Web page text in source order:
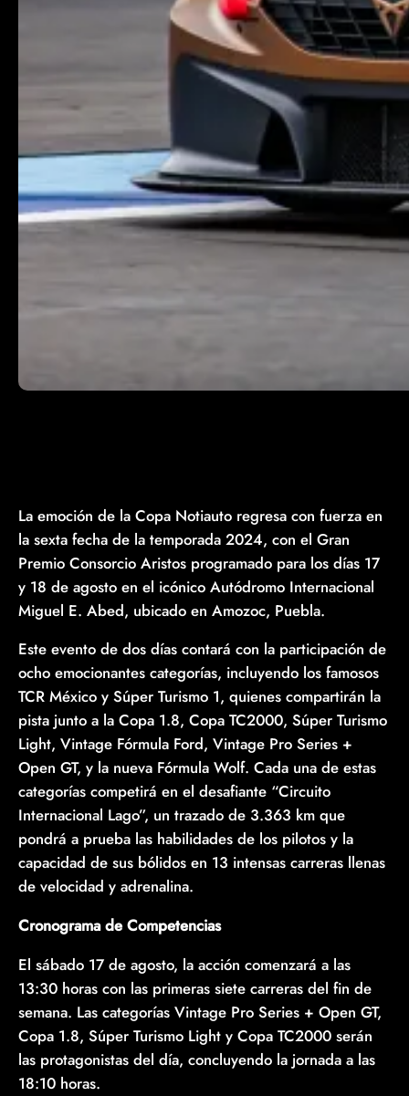
La emoción de la Copa Notiauto regresa con fuerza en
la sexta fecha de la temporada 2024, con el Gran
Premio Consorcio Aristos programado para los días 17
y 18 de agosto en el icónico Autódromo Internacional
Miguel E. Abed, ubicado en Amozoc, Puebla.
Este evento de dos días contará con la participación de
ocho emocionantes categorías, incluyendo los famosos
TCR México y Súper Turismo 1, quienes compartirán la
pista junto a la Copa 1.8, Copa TC2000, Súper Turismo
Light, Vintage Fórmula Ford, Vintage Pro Series +
Open GT, y la nueva Fórmula Wolf. Cada una de estas
categorías competirá en el desafiante “Circuito
Internacional Lago”, un trazado de 3.363 km que
pondrá a prueba las habilidades de los pilotos y la
capacidad de sus bólidos en 13 intensas carreras llenas
de velocidad y adrenalina.
Cronograma de Competencias
El sábado 17 de agosto, la acción comenzará a las
13:30 horas con las primeras siete carreras del fin de
semana. Las categorías Vintage Pro Series + Open GT,
Copa 1.8, Súper Turismo Light y Copa TC2000 serán
las protagonistas del día, concluyendo la jornada a las
18:10 horas.